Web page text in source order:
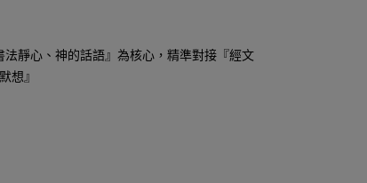
法靜心、神的話語』為核心，精準對接『經文
想』